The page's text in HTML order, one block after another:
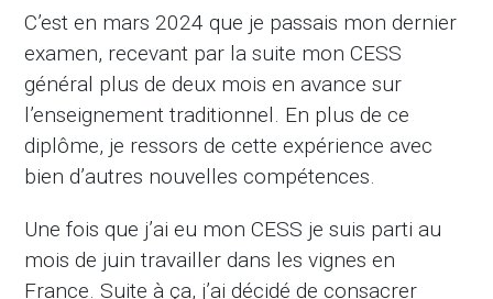
C’est en mars 2024 que je passais mon dernier
examen, recevant par la suite mon CESS
général plus de deux mois en avance sur
l’enseignement traditionnel. En plus de ce
diplôme, je ressors de cette expérience avec
bien d’autres nouvelles compétences.
Une fois que j’ai eu mon CESS je suis parti au
mois de juin travailler dans les vignes en
France. Suite à ça, j’ai décidé de consacrer